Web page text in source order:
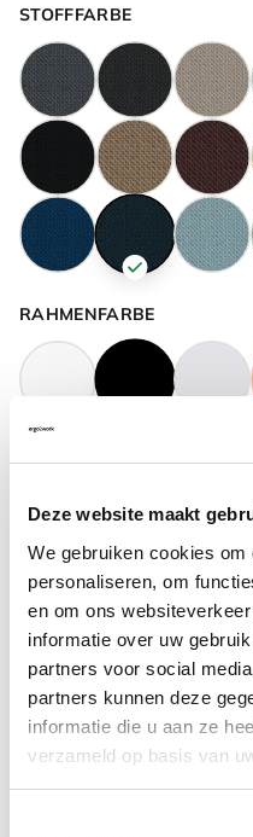
Deze website maakt
We gebruiken cookies
personaliseren, om
en om ons
informatie over uw
partners voor social
partners kunnen deze
informatie die u aan ze
verzameld op basis van
STOFFFARBE
RAHMENFARBE
GASFEDERHÖHE
BODENKONTAKT
FUSSRING ?